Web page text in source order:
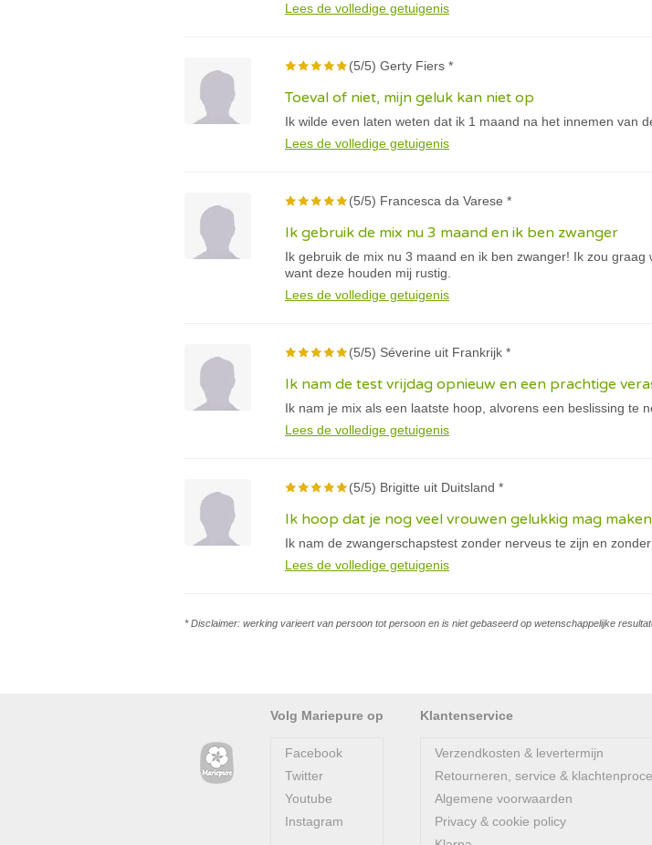
Lees de volledige getuigenis
(5/5) Gerty Fiers *
Toeval of niet, mijn geluk kan niet op
Ik wilde even laten weten dat ik 1 maand na het innemen van
Lees de volledige getuigenis
(5/5) Francesca da Varese *
Ik gebruik de mix nu 3 maand en ik ben zwanger
Ik gebruik de mix nu 3 maand en ik ben zwanger! Ik zou
want deze houden mij rustig.
Lees de volledige getuigenis
(5/5) Séverine uit Frankrijk *
Ik nam de test vrijdag opnieuw en een prachtige
Ik nam je mix als een laatste hoop, alvorens een beslissing te
Lees de volledige getuigenis
(5/5) Brigitte uit Duitsland *
Ik hoop dat je nog veel vrouwen gelukkig mag
Ik nam de zwangerschapstest zonder nerveus te zijn en
Lees de volledige getuigenis
* Disclaimer: werking varieert van persoon tot persoon en is niet gebaseerd op wetenschappelijke
Volg Mariepure op
Facebook
Twitter
Youtube
Instagram
Klantenservice
Verzendkosten & levertermijn
Retourneren, service &
Algemene voorwaarden
Privacy & cookie policy